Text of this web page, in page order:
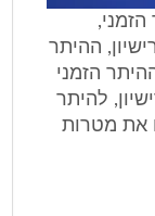
ההיתר
הזמני
להיתר
את מטרות